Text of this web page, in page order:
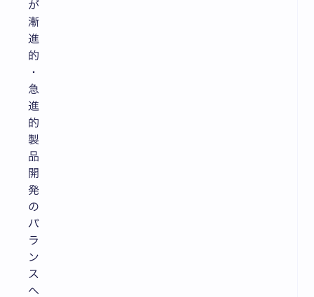
が
漸
進
的
・
急
進
的
製
品
開
発
の
バ
ラ
ン
ス
へ